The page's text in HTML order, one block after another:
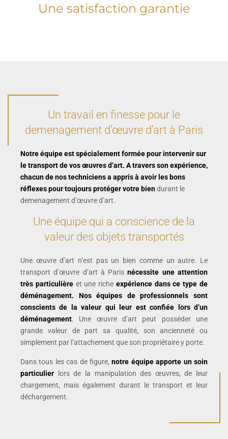
Une satisfaction garantie
Un travail en finesse pour le
demenagement d’œuvre d’art à Paris
Notre équipe est spécialement formée pour intervenir sur
le transport de vos œuvres d’art. A travers son expérience,
chacun de nos techniciens a appris à avoir les bons
réflexes pour toujours protéger votre biendurant le
demenagement d’œuvre d’art.
Une équipe qui a conscience de la
valeur des objets transportés
Une œuvre d’art n’est pas un bien comme un autre. Le
transport d’œuvre d’art à Parisnécessite une attention
très particulièreet une riche expérience dans ce type de
déménagement. Nos équipes de professionnels sont
conscients de la valeur qui leur est confiée lors d’un
déménagement. Une œuvre d’art peut posséder une
grande valeur de part sa qualité, son ancienneté ou
simplement par l’attachement que son propriétaire y porte.
Dans tous les cas de figure,notre équipe apporte un soin
particulier lors de la manipulation des œuvres, de leur
chargement, mais également durant le transport et leur
déchargement.